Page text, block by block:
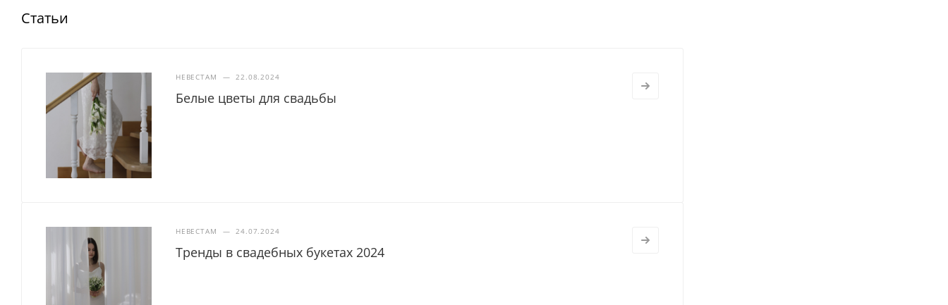
Статьи
НЕВЕСТАМ — 22.08.2024
Белые цветы для свадьбы
НЕВЕСТАМ — 24.07.2024
Тренды в свадебных букетах 2024